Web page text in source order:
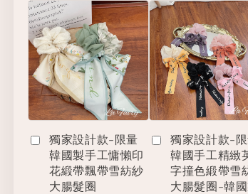
獨家設計款-限量
韓國製手工慵懶印
花緞帶飄帶雪紡紗
大腸髮圈
獨家設計款-
韓國手工精緻
字撞色緞帶雪
大腸髮圈-韓